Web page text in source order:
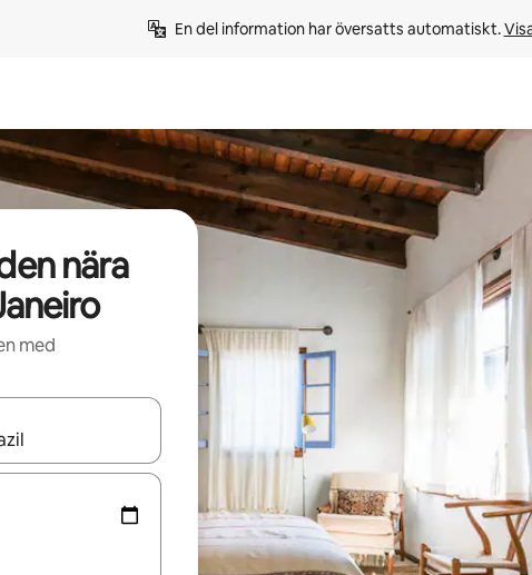
En del information har översatts automatiskt.
nära
med
du navigera med upp- och nedåtpilarna eller utforska genom att trycka